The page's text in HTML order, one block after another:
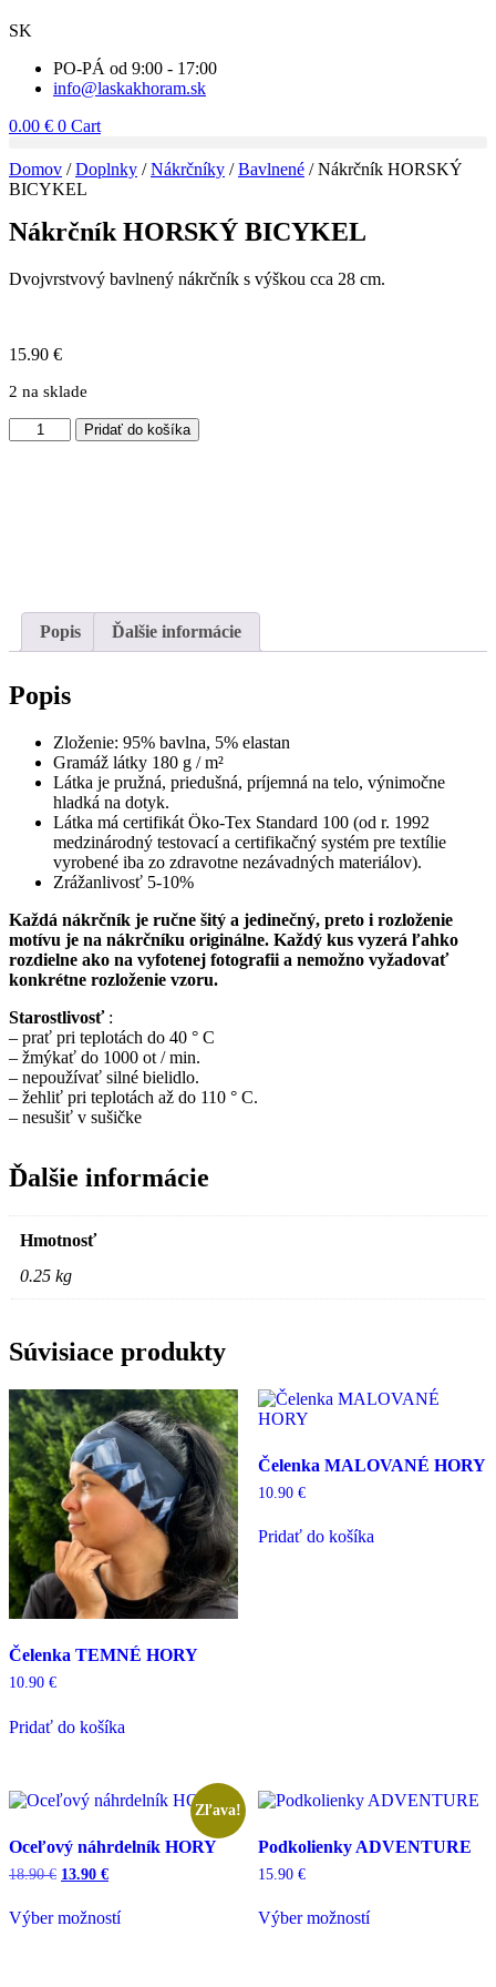
SK
PO-PÁ od 9:00 - 17:00
info@laskakhoram.sk
0.00 € 0 Cart
Domov /Doplnky /Nákrčníky /Bavlnené / Nákrčník HORSKÝ
BICYKEL
Nákrčník HORSKÝ BICYKEL
Dvojvrstvový bavlnený nákrčník s výškou cca 28 cm.
15.90 €
2 na sklade
množstvo
Nákrčník
Pridať do košíka
Popis Ďalšie informácie
Popis
Zloženie: 95% bavlna, 5% elastan
Gramáž látky 180 g / m²
Látka je pružná, priedušná, príjemná na telo, výnimočne
hladká na dotyk.
Látka má certifikát Öko-Tex Standard 100 (od r. 1992
medzinárodný testovací a certifikačný systém pre textílie
vyrobené iba zo zdravotne nezávadných materiálov).
Zrážanlivosť 5-10%
Každá nákrčník je ručne šitý a jedinečný, preto i rozloženie
motívu je na nákrčníku originálne. Každý kus vyzerá ľahko
rozdielne ako na vyfotenej fotografii a nemožno vyžadovať
konkrétne rozloženie vzoru.
Starostlivosť :
– prať pri teplotách do 40 ° C
– žmýkať do 1000 ot / min.
– nepoužívať silné bielidlo.
– žehliť pri teplotách až do 110 ° C.
– nesušiť v sušičke
Ďalšie informácie
Hmotnosť
0.25 kg
Súvisiace produkty
Čelenka TEMNÉ HORY
10.90 €
Pridať do košíka
Čelenka MALOVANÉ HORY
10.90 €
Pridať do košíka
Zľava!
Oceľový náhrdelník HORY
18.90€ Pôvodná
bola:
18.90 €.
13.90 €Aktuálna
je:
13.90 €.
Výber možnostíprodukt
Podkolienky ADVENTURE
15.90 €
Výber možnostíprodukt